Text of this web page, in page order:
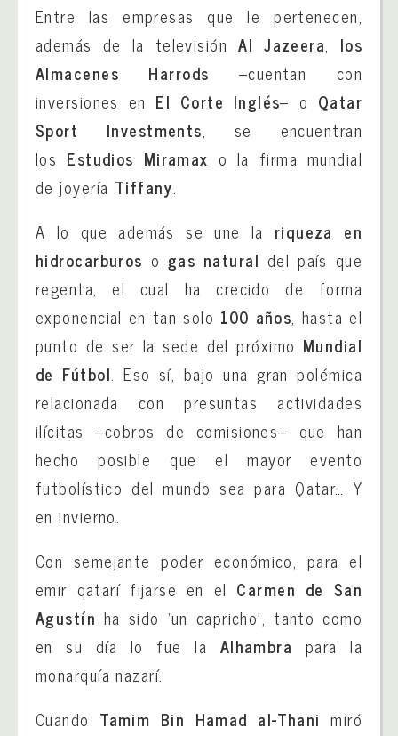
Entre las empresas que le pertenecen,
además de la televisiónAl Jazeera, los
Almacenes Harrods –cuentan con
inversiones en El Corte Inglés– o Qatar
Sport Investments, se encuentran
los Estudios Miramax o la firma mundial
de joyería Tiffany.
A lo que además se une la riqueza en
hidrocarburos o gas natural del país que
regenta, el cual ha crecido de forma
exponencial en tan solo 100 años, hasta el
punto de ser la sede del próximo Mundial
de Fútbol. Eso sí, bajo una gran polémica
relacionada con presuntas actividades
ilícitas –cobros de comisiones– que han
hecho posible que el mayor evento
futbolístico del mundo sea para Qatar… Y
en invierno.
Con semejante poder económico, para el
emir qatarí fijarse en el Carmen de San
Agustín ha sido ‘un capricho’, tanto como
en su día lo fue la Alhambra para la
monarquía nazarí.
Cuando Tamim Bin Hamad al-Thani miró